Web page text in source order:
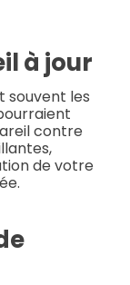
à jour
souvent les
contre
de votre